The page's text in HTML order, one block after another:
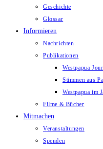
Geschichte
Glossar
Informieren
Nachrichten
Publikationen
Westpapua
Stimmen aus
Westpapua im
Filme & Bücher
Mitmachen
Veranstaltungen
Spenden